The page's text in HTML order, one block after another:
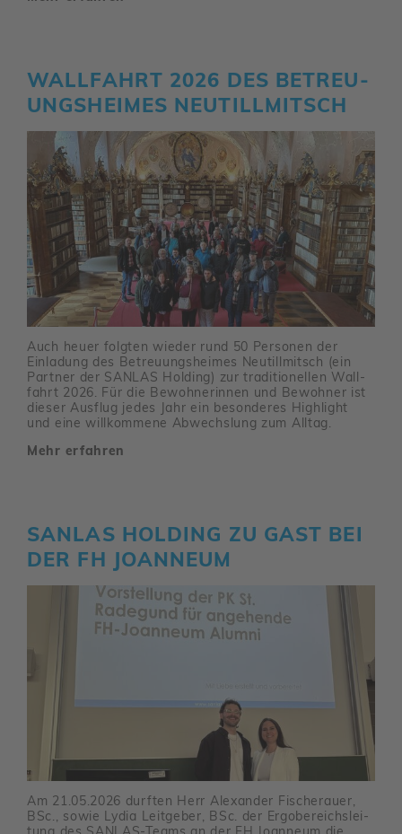
WALL­FAHRT 2026 DES BETREU­
UNGS­HEIMES NEUTILL­MITSCH
Auch heuer folgten wieder rund 50 Personen der
Einla­dung des Betreu­ungs­heimes Neutill­mitsch (ein
Partner der SANLAS Holding) zur tradi­tio­nellen Wall­
fahrt 2026. Für die Bewoh­ne­rinnen und Bewohner ist
dieser Ausflug jedes Jahr ein beson­deres High­light
und eine will­kom­mene Abwechs­lung zum Alltag.
Mehr erfahren
SANLAS HOLDING ZU GAST BEI
DER FH JOAN­NEUM
Am 21.05.2026 durften Herr Alex­ander Fischer­auer,
BSc., sowie Lydia Leit­geber, BSc. der Ergo­be­reichs­lei­